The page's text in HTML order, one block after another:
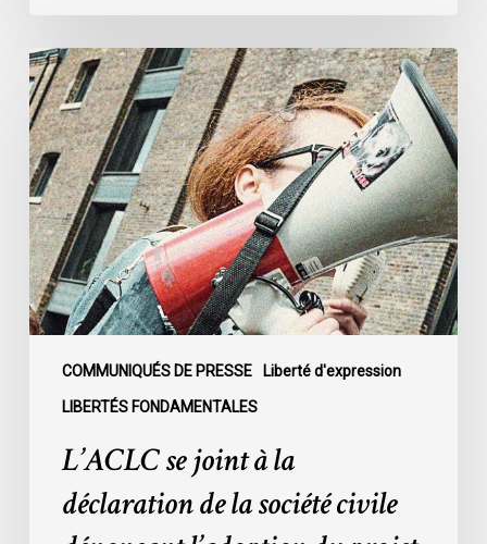
COMMUNIQUÉS DE PRESSE Liberté d'expression
LIBERTÉS FONDAMENTALES
L’ACLC
se
joint
à
la
déclaration
de
la
société
civile
l’adoption
L’ACLC se joint à la
déclaration de la société civile